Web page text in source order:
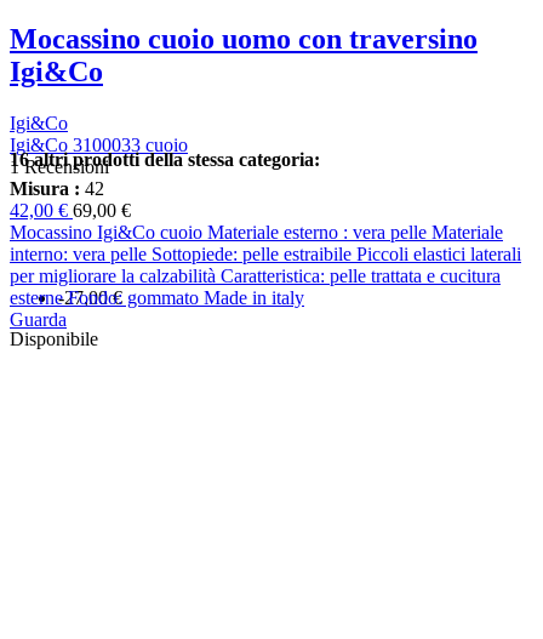
-27,00 €
Disponibile
Mocassino cuoio uomo con traversino
Igi&Co
Igi&Co
Igi&Co 3100033 cuoio
1 Recensioni
Misura : 42
42,00 € 69,00 €
Mocassino Igi&Co cuoio Materiale esterno : vera pelle Materiale
interno: vera pelle Sottopiede: pelle estraibile Piccoli elastici laterali
per migliorare la calzabilità Caratteristica: pelle trattata e cucitura
esterne Fondo: gommato Made in italy
Guarda
16 altri prodotti della stessa categoria: